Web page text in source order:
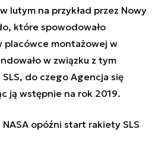
lutym na przykład przez Nowy
które spowodowało
placówce montażowej w
w związku z tym
do czego Agencja się
ją wstępnie na rok 2019.
opóźni start rakiety SLS